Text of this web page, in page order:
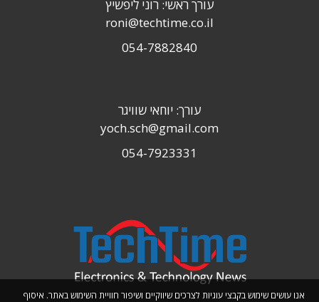
אנו עושים שימוש בקבצי עוגיות לצרכים שיווקיים ושיפור חוויית השימוש באתר. איסוף
עורך ראשי: רוני ליפשיץ
roni@techtime.co.il
054-7882840
עורך: יוחאי שוויגר
yoch.sch@gmail.com
054-7923331